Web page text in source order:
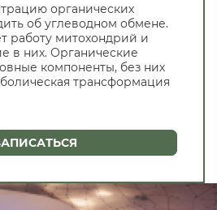
органических
об углеводном обмене.
работу митохондрий и
в них. Органические
компоненты, без них
трансформация